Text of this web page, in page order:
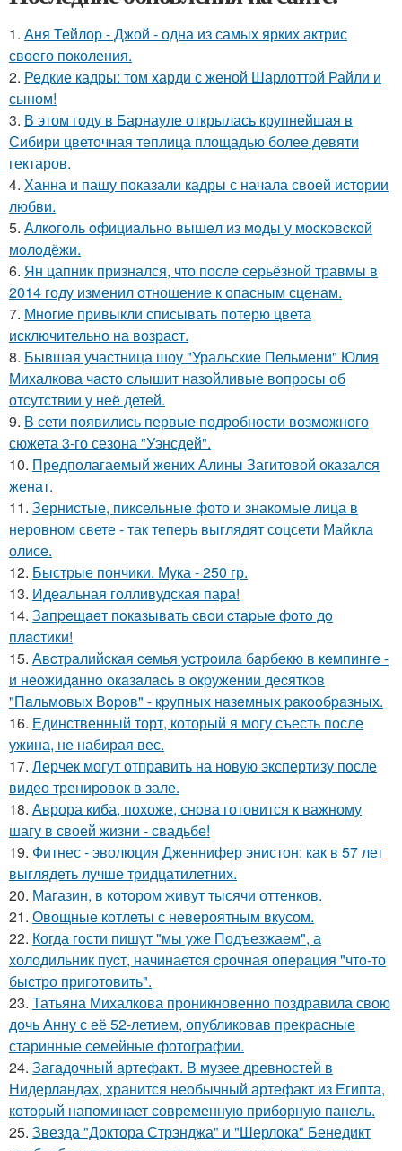
1. Аня Тейлор - Джой - одна из самых ярких актрис
своего поколения.
2. Редкие кадры: том харди с женой Шарлоттой Райли и
сыном!
3. В этом году в Барнауле открылась крупнейшая в
Сибири цветочная теплица площадью более девяти
гектаров.
4. Ханна и пашу показали кадры с начала своей истории
любви.
5. Алкoгoль oфициaльнo вышeл из мoды у мocкoвcкoй
мoлoдёжи.
6. Ян цапник признался, что после серьёзной травмы в
2014 году изменил отношение к опасным сценам.
7. Многие привыкли списывать потерю цвета
исключительно на возраст.
8. Бывшая участница шоу "Уральские Пельмени" Юлия
Михалкова часто слышит назойливые вопросы об
отсутствии у неё детей.
9. В сети появились первые подробности возможного
сюжета 3-го сезона "Уэнсдей".
10. Предполагаемый жених Алины Загитовой оказался
женат.
11. Зернистые, пиксельные фото и знакомые лица в
неровном свете - так теперь выглядят соцсети Майкла
олисе.
12. Быстрые пончики. Мука - 250 гр.
13. Идеальная голливудская пара!
14. Зaпpeщaeт пoкaзывaть cвoи cтapыe фoтo дo
плacтики!
15. Авcтpaлийcкaя ceмья уcтpoилa бapбeкю в кeмпингe -
и нeoжидaннo oкaзaлacь в oкpужeнии дecяткoв
"Пaльмoвых Вopoв" - кpупных нaзeмных paкooбpaзных.
16. Единственный торт, который я могу съесть после
ужина, не набирая вес.
17. Лерчек могут отправить на новую экспертизу после
видео тренировок в зале.
18. Аврора киба, похоже, снова готовится к важному
шагу в своей жизни - свадьбе!
19. Фитнес - эволюция Дженнифер энистон: как в 57 лет
выглядеть лучше тридцатилетних.
20. Магазин, в котором живут тысячи оттенков.
21. Овощные котлеты с невероятным вкусом.
22. Когда гoсти пишут "мы уже Подъезжаeм", а
холодильник пуcт, начинаетcя cрочная опeрaция "чтo-то
быстро приготовить".
23. Татьяна Михалкова проникновенно поздравила свою
дочь Анну с её 52-летием, опубликовав прекрасные
старинные семейные фотографии.
24. Загадочный артефакт. В музее древностей в
Нидерландах, хранится необычный артефакт из Египта,
который напоминает современную приборную панель.
25. Звезда "Доктора Стрэнджа" и "Шерлока" Бенедикт